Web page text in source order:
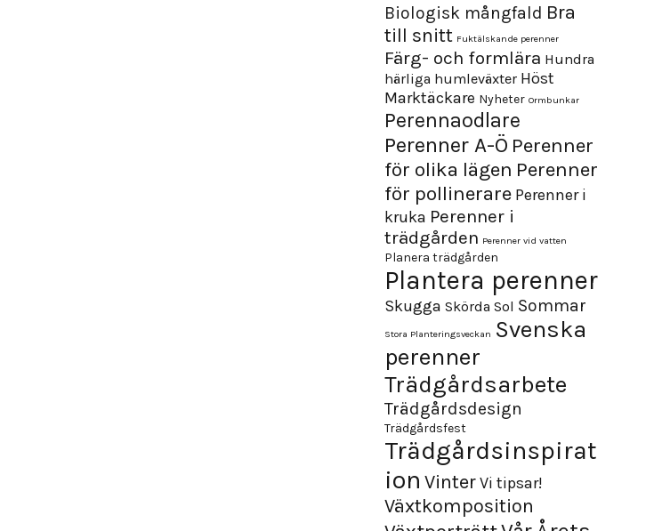
Biologisk mångfald Bra
till snitt Fuktälskande perenner
Färg- och formlära Hundra
härliga humleväxter Höst
Marktäckare Nyheter Ormbunkar
Perennaodlare
Perenner A-Ö Perenner
för olika lägen Perenner
för pollinerare Perenner i
kruka Perenner i
trädgården Perenner vid vatten
Planera trädgården
Plantera perenner
Skugga Skörda Sol Sommar
Stora Planteringsveckan Svenska
perenner
Trädgårdsarbete
Trädgårdsdesign
Trädgårdsfest
Trädgårdsinspirat
ion VinterVi tipsar!
Växtkomposition